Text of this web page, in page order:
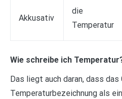
Akkusativ
die
Temperatur
Wie schreibe ich
Das liegt auch daran, dass
Temperaturbezeichnung als